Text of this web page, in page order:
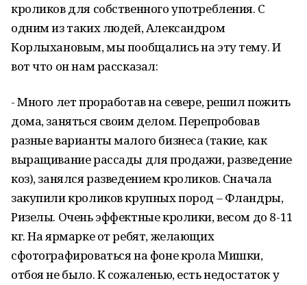
кроликов для собственного употребления. С
одним из таких людей, Александром
Корлыхановым, мы пообщались на эту тему. И
вот что он нам рассказал:
- Много лет проработав на севере, решил пожить
дома, заняться своим делом. Перепробовав
разные варианты малого бизнеса (такие, как
выращивание рассады для продажи, разведение
коз), занялся разведением кроликов. Сначала
закупили кроликов крупных пород – Фландры,
Ризелы. Очень эффектные кролики, весом до 8-11
кг. На ярмарке от ребят, желающих
сфотографироваться на фоне крола Мишки,
отбоя не было. К сожаленью, есть недостаток у